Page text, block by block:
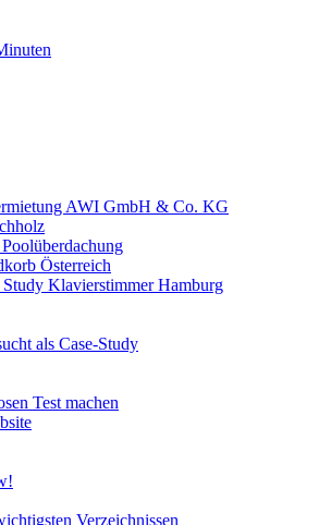
AWI GmbH & Co. KG
Österreich
Study Klavierstimmer Hamburg
als Case-Study
Test machen
Verzeichnissen